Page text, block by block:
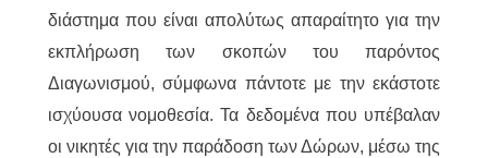
διάστημα που είναι απολύτως απαραίτητο για την
εκπλήρωση των σκοπών του παρόντος
Διαγωνισμού, σύμφωνα πάντοτε με την εκάστοτε
ισχύουσα νομοθεσία. Τα δεδομένα που υπέβαλαν
οι νικητές για την παράδοση των Δώρων, μέσω της